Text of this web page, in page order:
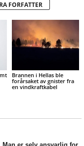
FORFATTER
Brannen i Hellas ble
forårsaket av gnister fra
en vindkraftkabel